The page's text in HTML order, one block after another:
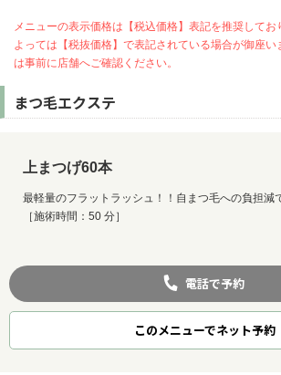
メニューの表示価格は【税込価格】表記を推奨してお
よっては【税抜価格】で表記されている場合が御座い
は事前に店舗へご確認ください。
まつ毛エクステ
上まつげ60本
最軽量のフラットラッシュ！！自まつ毛への負担減
［施術時間：50 分］
電話で予約
このメニューでネット予約